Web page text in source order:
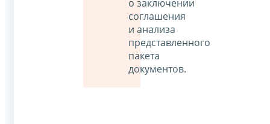
о заключении
соглашения
и анализа
представленного
пакета
документов.